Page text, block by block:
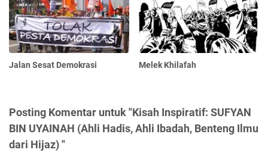
Jalan Sesat Demokrasi Melek Khilafah
Posting Komentar untuk "Kisah Inspiratif: SUFYAN
BIN UYAINAH (Ahli Hadis, Ahli Ibadah, Benteng Ilmu
dari Hijaz) "